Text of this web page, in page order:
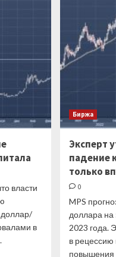
власти
доллар/
в
Биржа
Эксперт
падение
только
0
MPS
доллара на
2023 года.
в рецессию